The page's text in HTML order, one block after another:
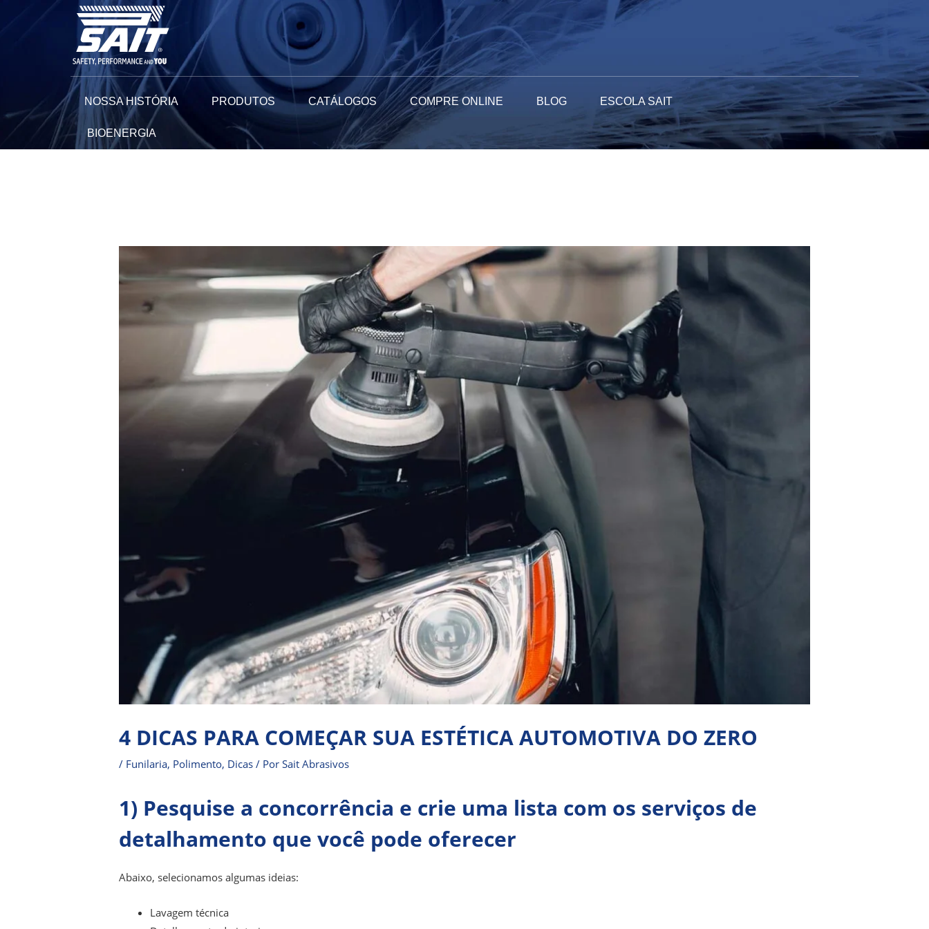
NOSSA HISTÓRIA PRODUTOS CATÁLOGOS COMPRE ONLINE BLOG ESCOLA SAIT
BIOENERGIA
4 DICAS PARA COMEÇAR SUA ESTÉTICA AUTOMOTIVA DO ZERO
/ Funilaria, Polimento, Dicas / PorSait Abrasivos
1) Pesquise a concorrência e crie uma lista com os serviços de
detalhamento que você pode oferecer
Abaixo, selecionamos algumas ideias:
Lavagem técnica